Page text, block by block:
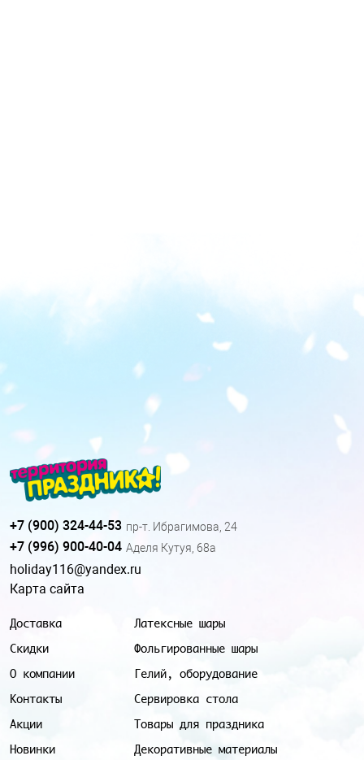
Доставка
Скидки
О компании
Контакты
Акции
Новинки
Латексные шары
Фольгированные шары
Гелий, оборудование
Сервировка стола
Товары для праздника
Декоративные материалы
+7 (900) 324-44-53 пр-т. Ибрагимова, 24
+7 (996) 900-40-04 Аделя Кутуя, 68а
holiday116@yandex.ru
Карта сайта